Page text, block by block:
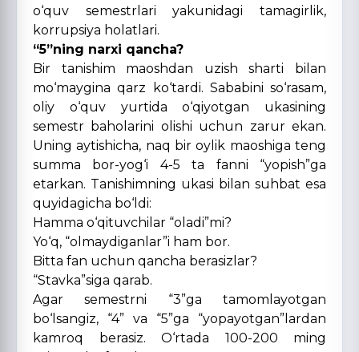
o‘quv semestrlari yakunidagi tamagirlik,
korrupsiya holatlari.
“5”ning narxi qancha?
Bir tanishim maoshdan uzish sharti bilan
mo‘maygina qarz ko‘tardi. Sababini so‘rasam,
oliy o‘quv yurtida o‘qiyotgan ukasining
semestr baholarini olishi uchun zarur ekan.
Uning aytishicha, naq bir oylik maoshiga teng
summa bor-yog‘i 4-5 ta fanni “yopish”ga
etarkan. Tanishimning ukasi bilan suhbat esa
quyidagicha bo‘ldi:
Hamma o‘qituvchilar “oladi”mi?
Yo‘q, “olmaydiganlar”i ham bor.
Bitta fan uchun qancha berasizlar?
“Stavka”siga qarab.
Agar semestrni “3”ga tamomlayotgan
bo‘lsangiz, “4” va “5”ga “yopayotgan”lardan
kamroq berasiz. O‘rtada 100-200 ming